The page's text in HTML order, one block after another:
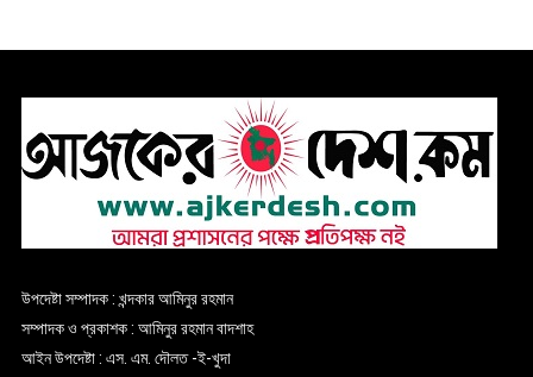
উপদেষ্টা সম্পাদক : খন্দকার আমিনুর রহমান
সম্পাদক ও প্রকাশক : আমিনুর রহমান বাদশাহ
আইন উপদেষ্টা : এস. এম. দৌলত -ই-খুদা